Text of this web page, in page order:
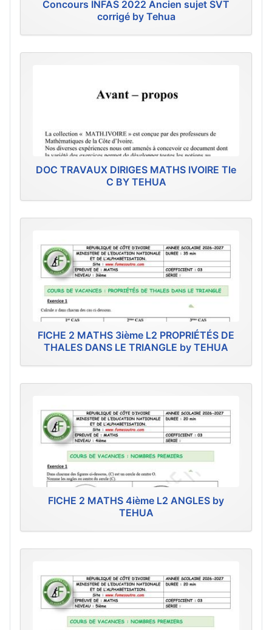
Concours INFAS 2022 Ancien sujet SVT
corrigé by Tehua
DOC TRAVAUX DIRIGES MATHS IVOIRE Tle
C BY TEHUA
FICHE 2 MATHS 3ième L2 PROPRIÉTÉS DE
THALES DANS LE TRIANGLE by TEHUA
FICHE 2 MATHS 4ième L2 ANGLES by
TEHUA